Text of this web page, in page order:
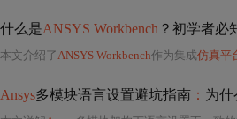
什么是ANSYS Workbench ？初学者必
本文介绍了ANSYS Workbench作为集成仿真平
Ansys多模块语言设置避坑指南 ： 为什